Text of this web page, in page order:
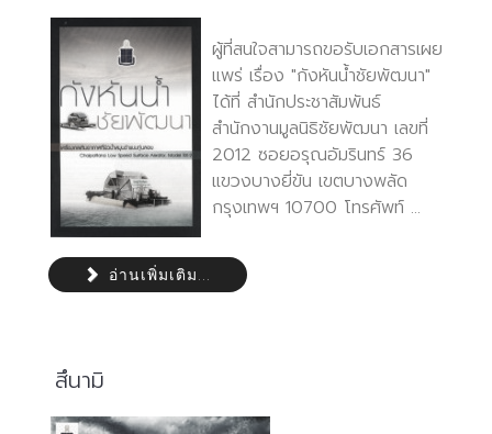
ผู้ที่สนใจสามารถขอรับเอกสารเผย
แพร่ เรื่อง "กังหันน้ำชัยพัฒนา"
ได้ที่ สำนักประชาสัมพันธ์
สำนักงานมูลนิธิชัยพัฒนา เลขที่
2012 ซอยอรุณอัมรินทร์ 36
แขวงบางยี่ขัน เขตบางพลัด
กรุงเทพฯ 10700 โทรศัพท์ ...
อ่านเพิ่มเติม...
สึนามิ